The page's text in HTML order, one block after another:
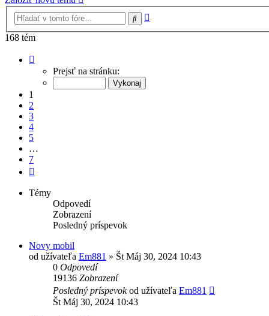
Hľadať
168 tém
Prejsť na stránku:
1
2
3
4
5
…
7
Témy
Odpovedí
Zobrazení
Posledný príspevok
Novy mobil
od užívateľa Em881 » Št Máj 30, 2024 10:43
0 Odpovedí
19136 Zobrazení
Posledný príspevokod užívateľa Em881
Št Máj 30, 2024 10:43